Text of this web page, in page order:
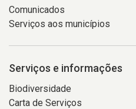
Comunicados
Serviços aos municípios
Serviços e informações
Biodiversidade
Carta de Serviços